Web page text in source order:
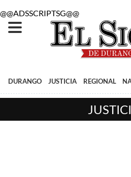
@@ADSSCRIPTSG@@
DURANGO JUSTICIA REGIONAL